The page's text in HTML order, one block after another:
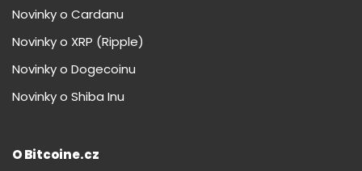
Novinky o Cardanu
Novinky o XRP (Ripple)
Novinky o Dogecoinu
Novinky o Shiba Inu
O Bitcoine.cz